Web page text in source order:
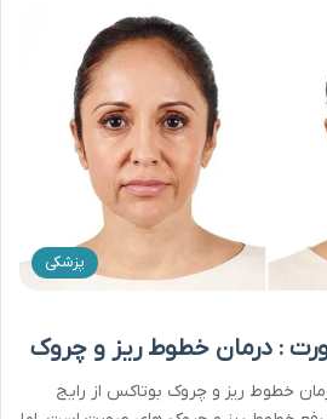
پزشکی
: درمان خطوط ریز و چروک
خطوط ریز و چروک بوتاکس از رایج